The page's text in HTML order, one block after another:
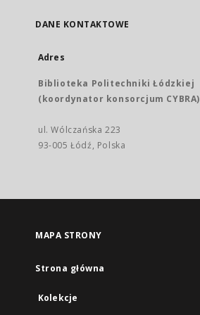
DANE KONTAKTOWE
Adres
Biblioteka Politechniki Łódzkiej
(koordynator konsorcjum CYBRA)
ul. Wólczańska 223
93-005 Łódź, Polska
MAPA STRONY
Strona główna
Kolekcje